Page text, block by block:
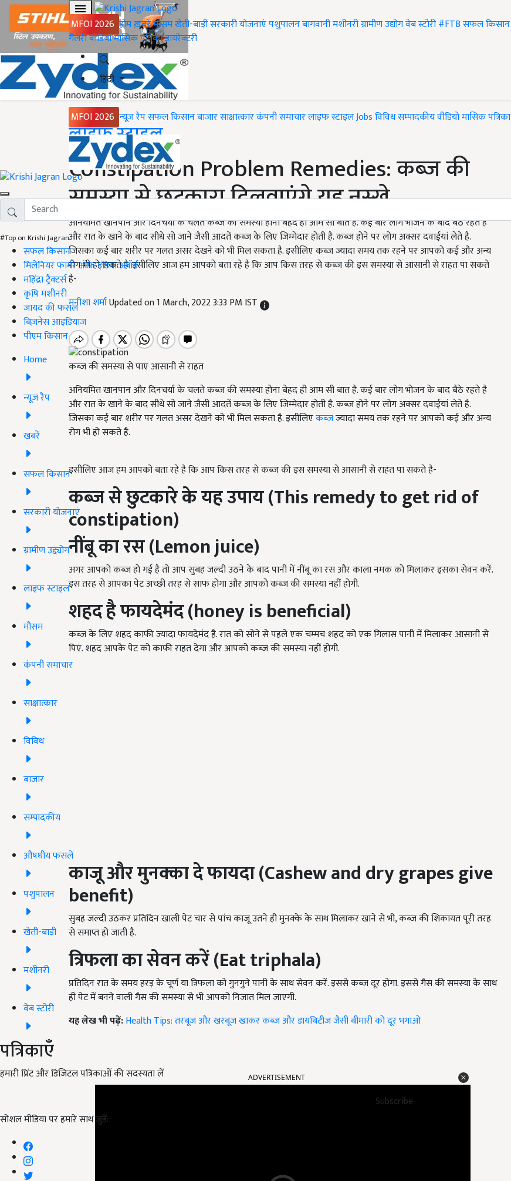
MFOI 2026 होमख़बरेंमौसमखेती-बाड़ीसरकारी योजनाएंपशुपालनबागवानीमशीनरीग्रामीण उद्योगवेब स्टोरी#FTBसफल किसान
गैलरीवीडियोमासिक पत्रिकाडायरेक्टरी
हिंदी
MFOI 2026 न्यूज़ रैपसफल किसानबाजारसाक्षात्कारकंपनी समाचारलाइफ स्टाइलJobsविविधसम्पादकीयवीडियोमासिक पत्रिका
#Top on Krishi Jagran
सफल किसान
मिलेनियर फार्मर ऑफ इंडिया अवॉर्ड
महिंद्रा ट्रैक्टर्स
कृषि मशीनरी
जायद की फसल
बिज़नेस आइडियाज
पीएम किसान
Home
न्यूज़ रैप
खबरें
सफल किसान
सरकारी योजनाएं
ग्रामीण उद्द्योग
लाइफ स्टाइल
मौसम
कंपनी समाचार
साक्षात्कार
विविध
बाजार
सम्पादकीय
औषधीय फसलें
पशुपालन
खेती-बाड़ी
मशीनरी
वेब स्टोरी
पत्रिकाएँ
हमारी प्रिंट और डिजिटल पत्रिकाओं की सदस्यता लें
Subscribe
सोशल मीडिया पर हमारे साथ जुड़ें:
Home
लाइफ स्टाइल
Constipation Problem Remedies: कब्ज की
समस्या से छुटकारा दिलवाएंगे यह नुस्खे
अनियमित खानपान और दिनचर्या के चलते कब्ज की समस्या होना बेहद ही आम सी बात है. कई बार लोग भोजन के बाद बैठे रहते है
और रात के खाने के बाद सीधे सो जाने जैसी आदतें कब्ज के लिए जिम्मेदार होती है. कब्ज होने पर लोग अक्सर दवाईयां लेते है.
जिसका कई बार शरीर पर गलत असर देखने को भी मिल सकता है. इसीलिए कब्ज ज्यादा समय तक रहने पर आपको कई और अन्य
रोग भी हो सकते है. इसीलिए आज हम आपको बता रहे है कि आप किस तरह से कब्ज की इस समस्या से आसानी से राहत पा सकते
है-
मनीशा शर्माUpdated on 1 March, 2022 3:33 PM IST
कब्ज की समस्या से पाए आसानी से राहत
अनियमित खानपान और दिनचर्या के चलते कब्ज की समस्या होना बेहद ही आम सी बात है. कई बार लोग भोजन के बाद बैठे रहते है
और रात के खाने के बाद सीधे सो जाने जैसी आदतें कब्ज के लिए जिम्मेदार होती है. कब्ज होने पर लोग अक्सर दवाईयां लेते है.
जिसका कई बार शरीर पर गलत असर देखने को भी मिल सकता है. इसीलिएकब्जज्यादा समय तक रहने पर आपको कई और अन्य
रोग भी हो सकते है.
इसीलिए आज हम आपको बता रहे है कि आप किस तरह से कब्ज की इस समस्या से आसानी से राहत पा सकते है-
कब्ज से छुटकारे के यह उपाय (This remedy to get rid of
constipation)
नींबू का रस (Lemon juice)
अगर आपको कब्ज हो गई है तो आप सुबह जल्दी उठने के बाद पानी में नींबू का रस और काला नमक को मिलाकर इसका सेवन करें.
इस तरह से आपका पेट अच्छी तरह से साफ होगा और आपको कब्ज की समस्या नहीं होगी.
शहद है फायदेमंद (honey is beneficial)
कब्ज के लिए शहद काफी ज्यादा फायदेमंद है. रात को सोने से पहले एक चम्मच शहद को एक गिलास पानी में मिलाकर आसानी से
पिएं. शहद आपके पेट को काफी राहत देगा और आपको कब्ज की समस्या नहीं होगी.
काजू और मुनक्का दे फायदा (Cashew and dry grapes give
benefit)
सुबह जल्दी उठकर प्रतिदिन खाली पेट चार से पांच काजू उतने ही मुनक्के के साथ मिलाकर खाने से भी,कब्ज की शिकायत पूरी तरह
से समाप्त हो जाती है.
त्रिफला का सेवन करें (Eat triphala)
प्रतिदिन रात के समय हरड़ के चूर्ण या त्रिफला को गुनगुने पानी के साथ सेवन करें. इससे कब्ज दूर होगा. इससे गैस की समस्या के साथ
ही पेट में बनने वाली गैस की समस्या से भी आपको निजात मिल जाएगी.
यह लेख भी पढ़ें:Health Tips: तरबूज और खरबूज खाकर कब्ज और डायबिटीज जैसी बीमारी को दूर भगाओ